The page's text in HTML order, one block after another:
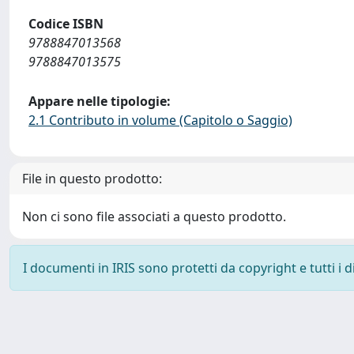
Codice ISBN
9788847013568
9788847013575
Appare nelle tipologie:
2.1 Contributo in volume (Capitolo o Saggio)
File in questo prodotto:
Non ci sono file associati a questo prodotto.
I documenti in IRIS sono protetti da copyright e tutti i